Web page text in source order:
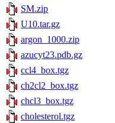
SM.zip
U10.tar.gz
argon_1000.zip
azucyt23.pdb.gz
ccl4_box.tgz
ch2cl2_box.tgz
chcl3_box.tgz
cholesterol.tgz